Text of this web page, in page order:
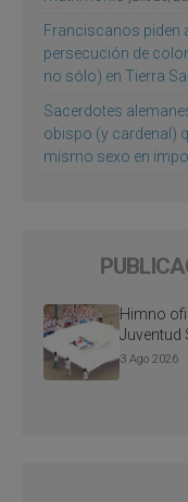
Franciscanos piden
persecución de
no sólo) en Tierra
Sacerdotes
obispo (y cardenal)
mismo sexo en
Himno
Juventud
3 Ago 2026